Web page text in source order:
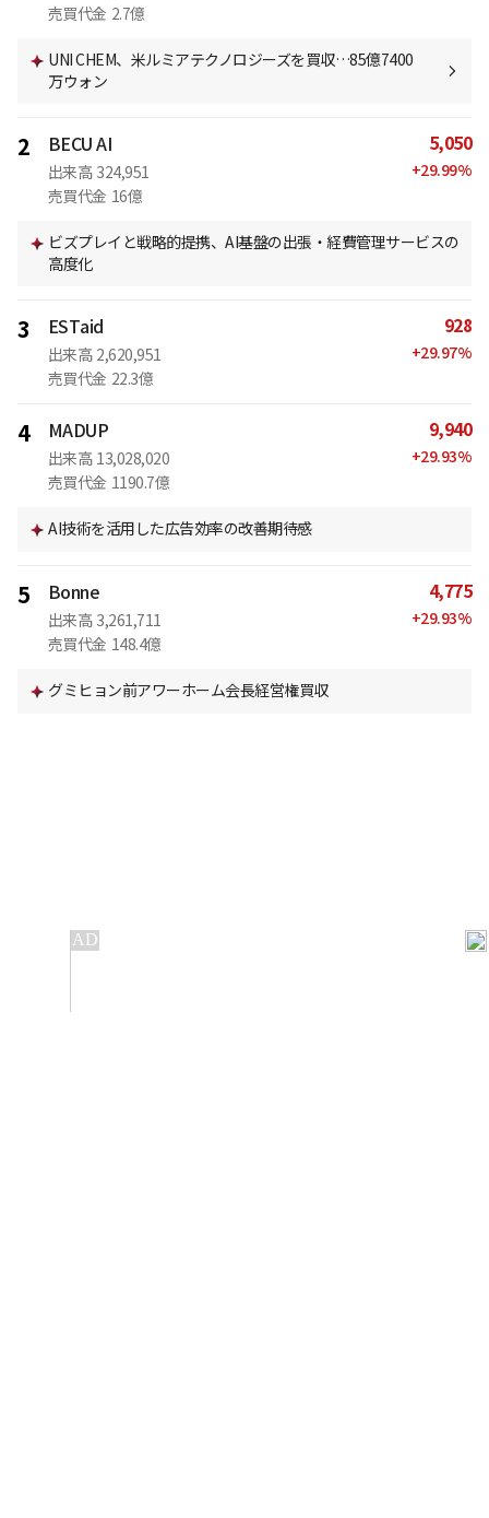
売買代金 2.7億
UNI CHEM、米ルミアテクノロジーズを買収…85億7400
万ウォン
2 BECU AI
出来高 324,951
売買代金 16億
5,050
+29.99%
ビズプレイと戦略的提携、AI基盤の出張・経費管理サービスの
高度化
3 ESTaid
出来高 2,620,951
売買代金 22.3億
928
+29.97%
4 MADUP
出来高 13,028,020
売買代金 1190.7億
9,940
+29.93%
AI技術を活用した広告効率の改善期待感
5 Bonne
出来高 3,261,711
売買代金 148.4億
4,775
+29.93%
グミヒョン前アワーホーム会長経営権買収
金融